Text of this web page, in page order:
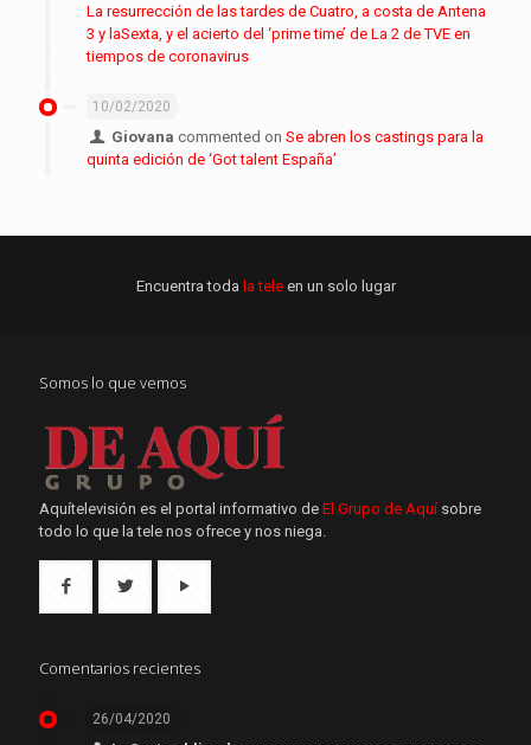
La resurrección de las tardes de Cuatro, a costa de Antena
3 y laSexta, y el acierto del ‘prime time’ de La 2 de TVE en
tiempos de coronavirus
10/02/2020
Giovana commented onSe abren los castings para la
quinta edición de ‘Got talent España’
Encuentra toda la tele en un solo lugar
Somos lo que vemos
Aquítelevisión es el portal informativo de El Grupo de Aquí sobre
todo lo que la tele nos ofrece y nos niega.
Comentarios recientes
26/04/2020